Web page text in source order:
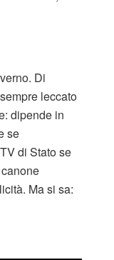
Di
leccato
dipende in
se
di Stato se
Ma si sa: